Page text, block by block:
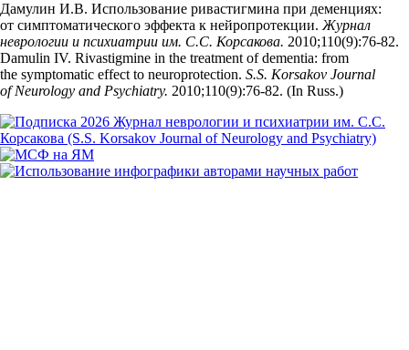
Дамулин И.В. Использование ривастигмина при деменциях:
от симптоматического эффекта к нейропротекции. Журнал
неврологии и психиатрии им. С.С. Корсакова. 2010;110(9):76‑82.
Damulin IV. Rivastigmine in the treatment of dementia: from
the symptomatic effect to neuroprotection. S.S. Korsakov Journal
of Neurology and Psychiatry. 2010;110(9):76‑82. (In Russ.)